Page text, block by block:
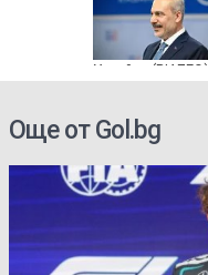
Украйна (ВИДЕО)
Още от Gol.bg